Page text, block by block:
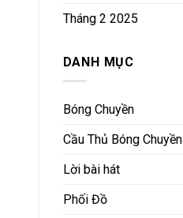
Tháng 2 2025
DANH MỤC
Bóng Chuyền
Cầu Thủ Bóng Chuyền
Lời bài hát
Phối Đồ